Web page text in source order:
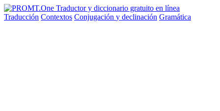
Traducción Contextos Conjugación y declinación Gramática